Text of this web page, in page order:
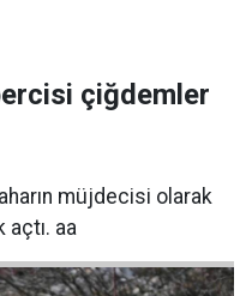
çiğdemler
müjdecisi olarak
aa